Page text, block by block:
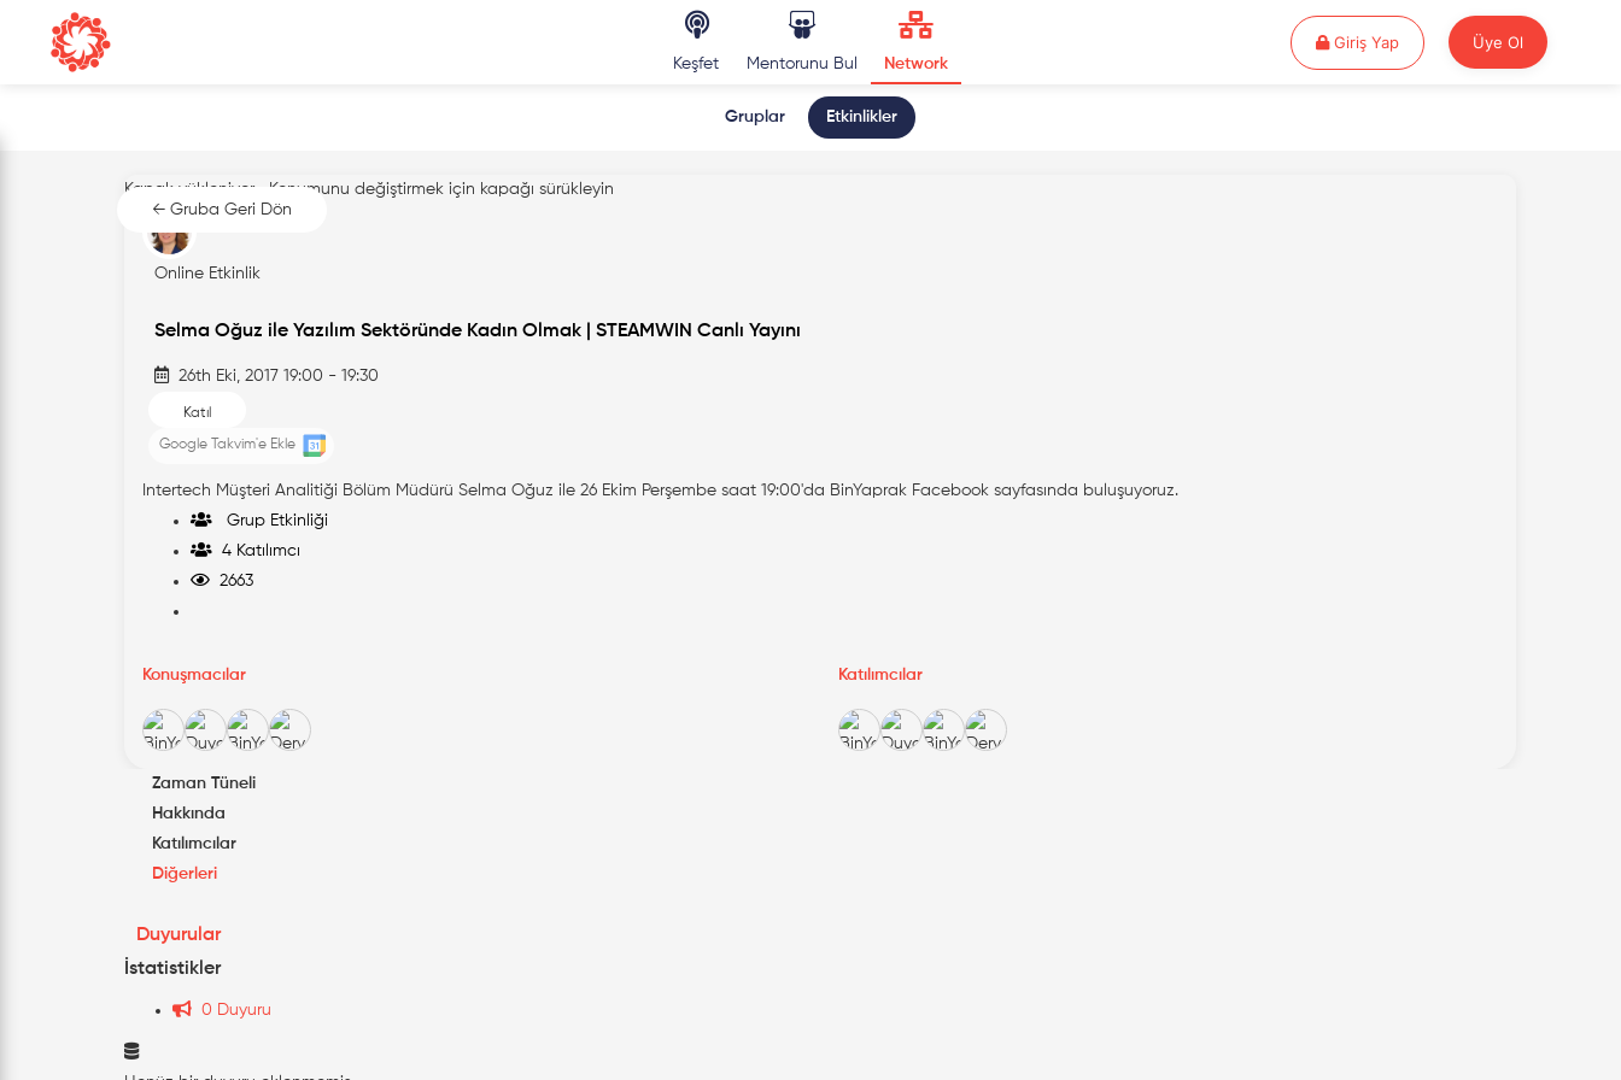
Keşfet Mentorunu Bul Network
Giriş YapGiriş Yap Üye Ol
Gruplar Etkinlikler
← Gruba Geri Dön
Kapak yükleniyor... Konumunu değiştirmek için kapağı sürükleyin
Online Etkinlik
Selma Oğuz ile Yazılım Sektöründe Kadın Olmak | STEAMWIN Canlı Yayını
26th Eki, 2017 19:00 - 19:30
Katıl
Google Takvim'e Ekle
Intertech Müşteri Analitiği Bölüm Müdürü Selma Oğuz ile 26 Ekim Perşembe saat 19:00'da BinYaprak Facebook sayfasında buluşuyoruz.
Grup Etkinliği
4 Katılımcı
2663
Konuşmacılar Katılımcılar
Zaman Tüneli
Hakkında
Katılımcılar
Diğerleri
Duyurular
İstatistikler
0 Duyuru